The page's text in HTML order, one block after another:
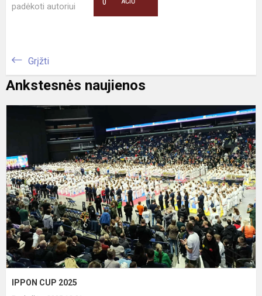
padėkoti autoriui
Grįžti
Ankstesnės naujienos
IPPON CUP 2025